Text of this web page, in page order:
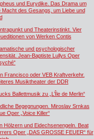
und Eurydike. Das Drama um
Macht des Gesangs, um Liebe und
und Theaterinstinkt. Vier
von Werken Contis
und psychologischer
Jean-Baptiste Lullys Oper
Francisco oder VEB Kraftverkehr.
Musiktheater der DDR
Ballettmusik zu „L’Île de Merlin“
Begegnungen. Miroslav Srnkas
Oper „Voice Killer“
Hölzern und Eidechsenengeln. Beat
Oper „DAS GROSSE FEUER“ für